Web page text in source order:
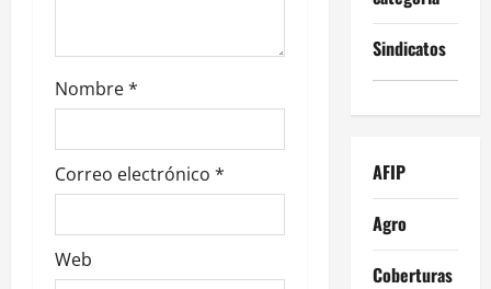
d
a
s
Nombre*
Correo electrónico *
Web
Sindicatos
AFIP
Agro
Coberturas